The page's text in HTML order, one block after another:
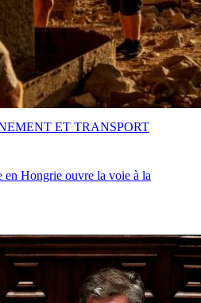
en Hongrie ouvre la voie à la
ET TRANSPORT